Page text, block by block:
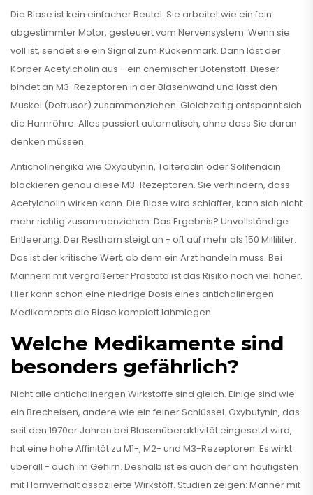
Die Blase ist kein einfacher Beutel. Sie arbeitet wie ein fein
abgestimmter Motor, gesteuert vom Nervensystem. Wenn sie
voll ist, sendet sie ein Signal zum Rückenmark. Dann löst der
Körper Acetylcholin aus - ein chemischer Botenstoff. Dieser
bindet an M3-Rezeptoren in der Blasenwand und lässt den
Muskel (Detrusor) zusammenziehen. Gleichzeitig entspannt sich
die Harnröhre. Alles passiert automatisch, ohne dass Sie daran
denken müssen.
Anticholinergika wie Oxybutynin, Tolterodin oder Solifenacin
blockieren genau diese M3-Rezeptoren. Sie verhindern, dass
Acetylcholin wirken kann. Die Blase wird schlaffer, kann sich nicht
mehr richtig zusammenziehen. Das Ergebnis? Unvollständige
Entleerung. Der Restharn steigt an - oft auf mehr als 150 Milliliter.
Das ist der kritische Wert, ab dem ein Arzt handeln muss. Bei
Männern mit vergrößerter Prostata ist das Risiko noch viel höher.
Hier kann schon eine niedrige Dosis eines anticholinergen
Medikaments die Blase komplett lahmlegen.
Welche Medikamente sind
besonders gefährlich?
Nicht alle anticholinergen Wirkstoffe sind gleich. Einige sind wie
ein Brecheisen, andere wie ein feiner Schlüssel. Oxybutynin, das
seit den 1970er Jahren bei Blasenüberaktivität eingesetzt wird,
hat eine hohe Affinität zu M1-, M2- und M3-Rezeptoren. Es wirkt
überall - auch im Gehirn. Deshalb ist es auch der am häufigsten
mit Harnverhalt assoziierte Wirkstoff. Studien zeigen: Männer mit